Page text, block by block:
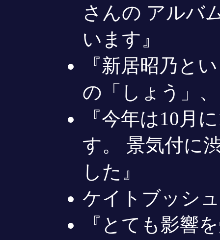
さんの アルバ
います』
『新居昭乃と
の「しょう」
『今年は10月
す。 景気付に
した』
ケイトブッシ
『とても影響